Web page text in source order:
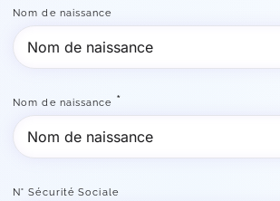
Nom de naissance
Nom de naissance *
N° Sécurité Sociale